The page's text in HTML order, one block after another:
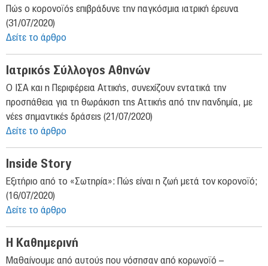
Πώς ο κορονοϊός επιβράδυνε την παγκόσμια ιατρική έρευνα
(31/07/2020)
Δείτε το άρθρο
Ιατρικός Σύλλογος Αθηνών
Ο ΙΣΑ και η Περιφέρεια Αττικής, συνεχίζουν εντατικά την
προσπάθεια για τη θωράκιση της Αττικής από την πανδημία, με
νέες σημαντικές δράσεις (21/07/2020)
Δείτε το άρθρο
Inside Story
Εξιτήριο από το «Σωτηρία»: Πώς είναι η ζωή μετά τον κορονοϊό;
(16/07/2020)
Δείτε το άρθρο
Η Καθημερινή
Μαθαίνουμε από αυτούς που νόσησαν από κορωνοϊό –